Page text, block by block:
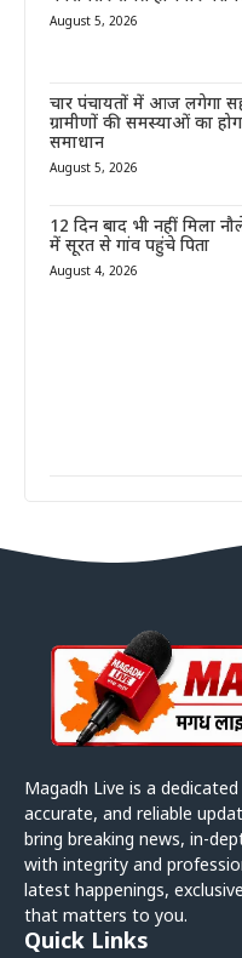
August 5, 2026
चार पंचायतों में आज लगेगा
ग्रामीणों की समस्याओं का
समाधान
August 5, 2026
12 दिन बाद भी नहीं मिला
में सूरत से गांव पहुंचे पिता
August 4, 2026
Magadh Live is a
accurate, and reliable
bring breaking news, in-
with integrity and
latest happenings,
that matters to you.
Quick Links